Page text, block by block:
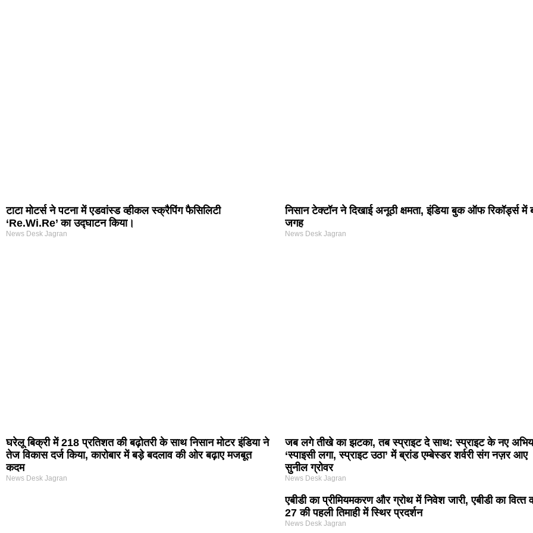
टाटा मोटर्स ने पटना में एडवांस्ड व्हीकल स्क्रैपिंग फैसिलिटी
‘Re.Wi.Re’ का उद्घाटन किया।
News Desk Jagran
निसान टेक्टॉन ने दिखाई अनूठी क्षमता, इंडिया बुक ऑफ रिकॉर्ड्स में
जगह
News Desk Jagran
घरेलू बिक्री में 218 प्रतिशत की बढ़ोतरी के साथ निसान मोटर इंडिया ने
तेज विकास दर्ज किया, कारोबार में बड़े बदलाव की ओर बढ़ाए मजबूत
कदम
News Desk Jagran
जब लगे तीखे का झटका, तब स्प्राइट दे साथ: स्प्राइट के नए
‘स्पाइसी लगा, स्प्राइट उठा’ में ब्रांड एम्बेस्डर शर्वरी संग नज़र आए
सुनील ग्रोवर
News Desk Jagran
एबीडी का प्रीमियमकरण और ग्रोथ में निवेश जारी, एबीडी का वित्‍त
27 की पहली तिमाही में स्थिर प्रदर्शन
News Desk Jagran